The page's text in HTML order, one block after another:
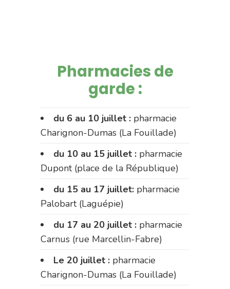
Pharmacies de
garde :
du 6 au 10 juillet : pharmacie
Charignon-Dumas (La Fouillade)
du 10 au 15 juillet : pharmacie
Dupont (place de la République)
du 15 au 17 juillet: pharmacie
Palobart (Laguépie)
du 17 au 20 juillet : pharmacie
Carnus (rue Marcellin-Fabre)
Le 20 juillet : pharmacie
Charignon-Dumas (La Fouillade)